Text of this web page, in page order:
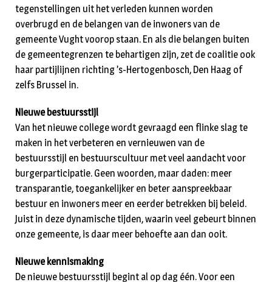
tegenstellingen uit het verleden kunnen worden
overbrugd en de belangen van de inwoners van de
gemeente Vught voorop staan. En als die belangen buiten
de gemeentegrenzen te behartigen zijn, zet de coalitie ook
haar partijlijnen richting ’s-Hertogenbosch, Den Haag of
zelfs Brussel in.
Nieuwe bestuursstijl
Van het nieuwe college wordt gevraagd een flinke slag te
maken in het verbeteren en vernieuwen van de
bestuursstijl en bestuurscultuur met veel aandacht voor
burgerparticipatie. Geen woorden, maar daden: meer
transparantie, toegankelijker en beter aanspreekbaar
bestuur en inwoners meer en eerder betrekken bij beleid.
Juist in deze dynamische tijden, waarin veel gebeurt binnen
onze gemeente, is daar meer behoefte aan dan ooit.
Nieuwe kennismaking
De nieuwe bestuursstijl begint al op dag één. Voor een